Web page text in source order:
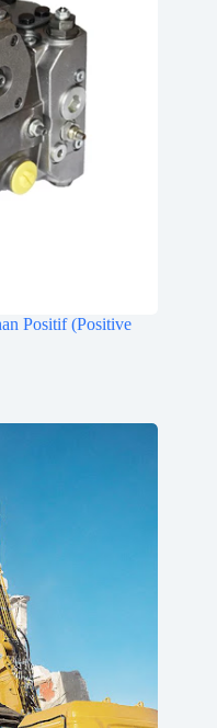
Positif (Positive